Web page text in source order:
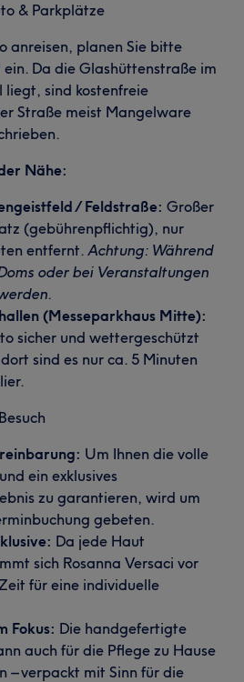
& Parkplätze
anreisen, planen Sie bitte
Da die Glashüttenstraße im
liegt, sind kostenfreie
Straße meist Mangelware
Nähe:
/ Feldstraße: Großer
(gebührenpflichtig), nur
entfernt. Achtung: Während
oder bei Veranstaltungen
(Messeparkhaus Mitte):
sicher und wettergeschützt
sind es nur ca. 5 Minuten
Um Ihnen die volle
ein exklusives
zu garantieren, wird um
gebeten.
Da jede Haut
sich Rosanna Versaci vor
für eine individuelle
Fokus: Die handgefertigte
auch für die Pflege zu Hause
– verpackt mit Sinn für die